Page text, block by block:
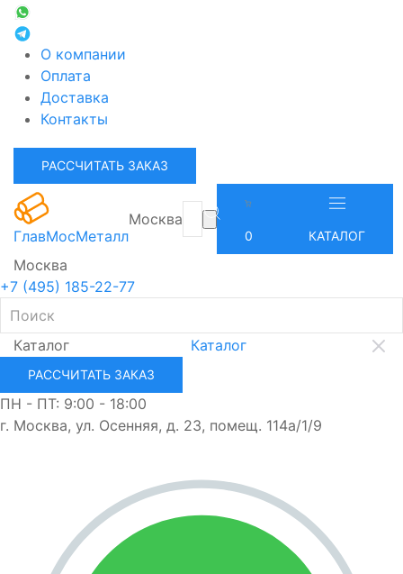
О компании
Оплата
Доставка
Контакты
РАССЧИТАТЬ ЗАКАЗ
ГлавМосМеталл
Москва
0 КАТАЛОГ
Москва
+7 (495) 185-22-77
Каталог Каталог
РАССЧИТАТЬ ЗАКАЗ
ПН - ПТ: 9:00 - 18:00
г. Москва, ул. Осенняя, д. 23, помещ. 114а/1/9